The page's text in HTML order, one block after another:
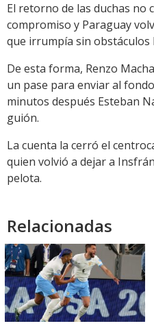
El retorno de las duchas no
compromiso y Paraguay
que irrumpía sin obstáculos
De esta forma, Renzo
un pase para enviar al
minutos después Esteban
guión.
La cuenta la cerró el
quien volvió a dejar a
pelota.
Relacionadas